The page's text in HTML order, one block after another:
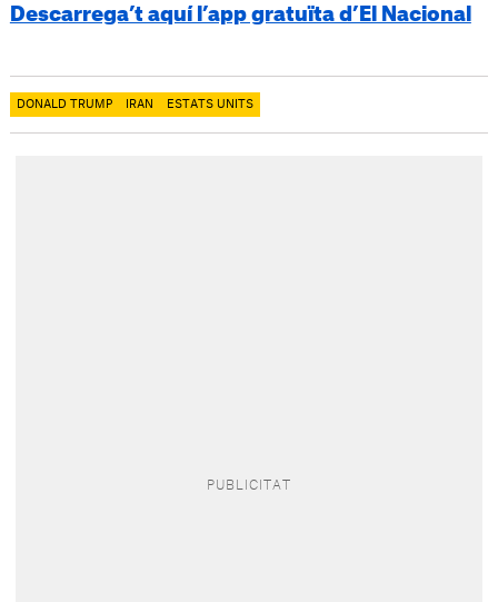
Descarrega’t aquí l’app gratuïta d’El Nacional
DONALD TRUMP IRAN ESTATS UNITS